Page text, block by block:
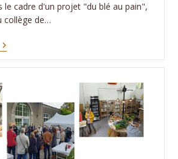
le cadre d'un projet "du blé au pain",
collège de…
Lelorgne
De
Provins